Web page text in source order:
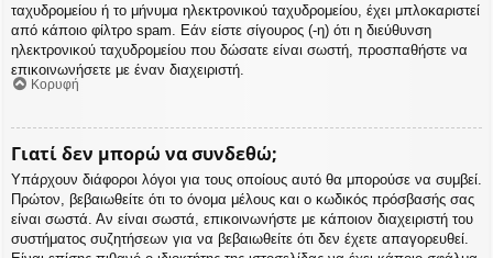
ταχυδρομείου ή το μήνυμα ηλεκτρονικού ταχυδρομείου, έχει μπλοκαριστεί
από κάποιο φίλτρο spam. Εάν είστε σίγουρος (-η) ότι η διεύθυνση
ηλεκτρονικού ταχυδρομείου που δώσατε είναι σωστή, προσπαθήστε να
επικοινωνήσετε με έναν διαχειριστή.
Κορυφή
Γιατί δεν μπορώ να συνδεθώ;
Υπάρχουν διάφοροι λόγοι για τους οποίους αυτό θα μπορούσε να συμβεί.
Πρώτον, βεβαιωθείτε ότι το όνομα μέλους και ο κωδικός πρόσβασής σας
είναι σωστά. Αν είναι σωστά, επικοινωνήστε με κάποιον διαχειριστή του
συστήματος συζητήσεων για να βεβαιωθείτε ότι δεν έχετε απαγορευθεί.